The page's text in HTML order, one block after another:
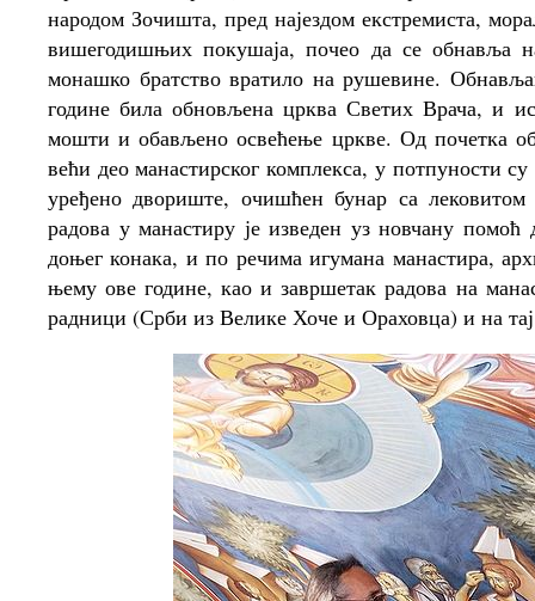
народом Зочишта, пред најездом екстремиста,
вишегодишњих покушаја, почео да се обнавља
монашко братство вратило на рушевине.
године била обновљена црква Светих Врача, и
мошти и обављено освећење цркве. Од почетка
већи део манастирског комплекса, у потпуности
уређено двориште, очишћен бунар са лековитом
радова у манастиру је изведен уз новчану
доњег конака, и по речима игумана манастира,
њему ове године, као и завршетак радова на
радници (Срби из Велике Хоче и Ораховца) и на